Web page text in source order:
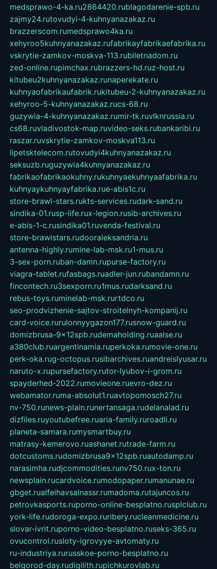
medsprawo-4-ka.ru2864420.rublagodarenie-spb.ru
zajmy24.rutovudyi-4-kuhnyanazakaz.ru
brazzerscom.rumedsprawo4ka.ru
xehyroo5kuhnyanazakaz.rufabrikayfabrikaefabrika.ru
vskrytie-zamkov-moskva-113.rubiletnadom.ru
zed-online.rupimchax.rubrazzers-hd.ruz-host.ru
kitubeu2kuhnyanazakaz.runaperekate.ru
kuhnyaofabrikaufabrik.rukitubeu-2-kuhnyanazakaz.ru
xehyroo-5-kuhnyanazakaz.rucs-68.ru
guzywia-4-kuhnyanazakaz.rumir-tk.ruvlknrussia.ru
cs68.ruvladivostok-map.ruvideo-seks.rubankaribi.ru
raszar.ruvskrytie-zamkov-moskva113.ru
lipetsktelecom.rutovudyi4kuhnyanazakaz.ru
seksuzb.ruguzywia4kuhnyanazakaz.ru
fabrikaofabrikaokuhny.rukuhnyaekuhnyaafabrika.ru
kuhnyaykuhnyayfabrika.rue-abis1c.ru
store-brawl-stars.rukts-services.rudark-sand.ru
sindika-01.rusp-life.rux-legion.rusib-archives.ru
e-abis-1-c.rusindika01.ruvenda-festival.ru
store-brawlstars.rudooraleksandria.ru
antenna-highly.rumine-lab-msk.ru1-mus.ru
3-sex-porn.ruban-damn.rupurse-factory.ru
viagra-tablet.rufasbags.ruadler-jun.rubandamn.ru
fincontech.ru3sexporn.ru1mus.rudarksand.ru
rebus-toys.ruminelab-msk.rurtdco.ru
seo-prodvizhenie-sajtov-stroitelnyh-kompanij.ru
card-voice.rurulonnyygazon177.rusnow-guard.ru
domizbrusa-9x12spb.rudemaholding.ruaalse.ru
a380club.ruargentinamia.ruperkoka.rumovie-one.ru
perk-oka.rug-octopus.rusibarchives.ruandreislyusar.ru
naruto-x.rupursefactory.rutor-lyubov-i-grom.ru
spayderhed-2022.rumovieone.ruevro-dez.ru
webamator.ruma-absolut1.ruavtopomosch27.ru
nv-750.runews-plain.runertansaga.rudelanalad.ru
dizfiles.ruyoutubefree.ruaria-family.ruroadli.ru
planeta-samara.rumysmartbuy.ru
matrasy-kemerovo.ruashanet.rutrade-farm.ru
dotcustoms.rudomizbrusa9x12spb.ruautodamp.ru
narasimha.rudjcommodities.runv750.rux-ton.ru
newsplain.rucardvoice.rumodopaper.rumanunae.ru
gbget.rualfeihavsalnassr.rumadoma.rutajuncos.ru
petrovkasports.ruporno-online-besplatno.rusplclub.ru
york-life.rudoroga-expo.ruribery.rucleanmedicine.ru
slovar-ivrit.ruporno-video-besplatno.ruseks-365.ru
ovucontrol.rusloty-igrovyye-avtomaty.ru
ru-industriya.rurusskoe-porno-besplatno.ru
belgorod-day.rudigilith.rupichkurovlab.ru